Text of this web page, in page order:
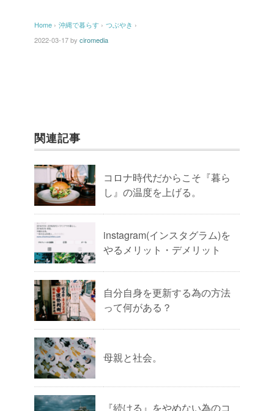
Home › 沖縄で暮らす › つぶやき ›
2022-03-17by ciromedia
関連記事
コロナ時代だからこそ『暮ら
し』の温度を上げる。
instagram(インスタグラム)を
やるメリット・デメリット
自分自身を更新する為の方法
って何がある？
母親と社会。
『続ける』をやめない為のコ